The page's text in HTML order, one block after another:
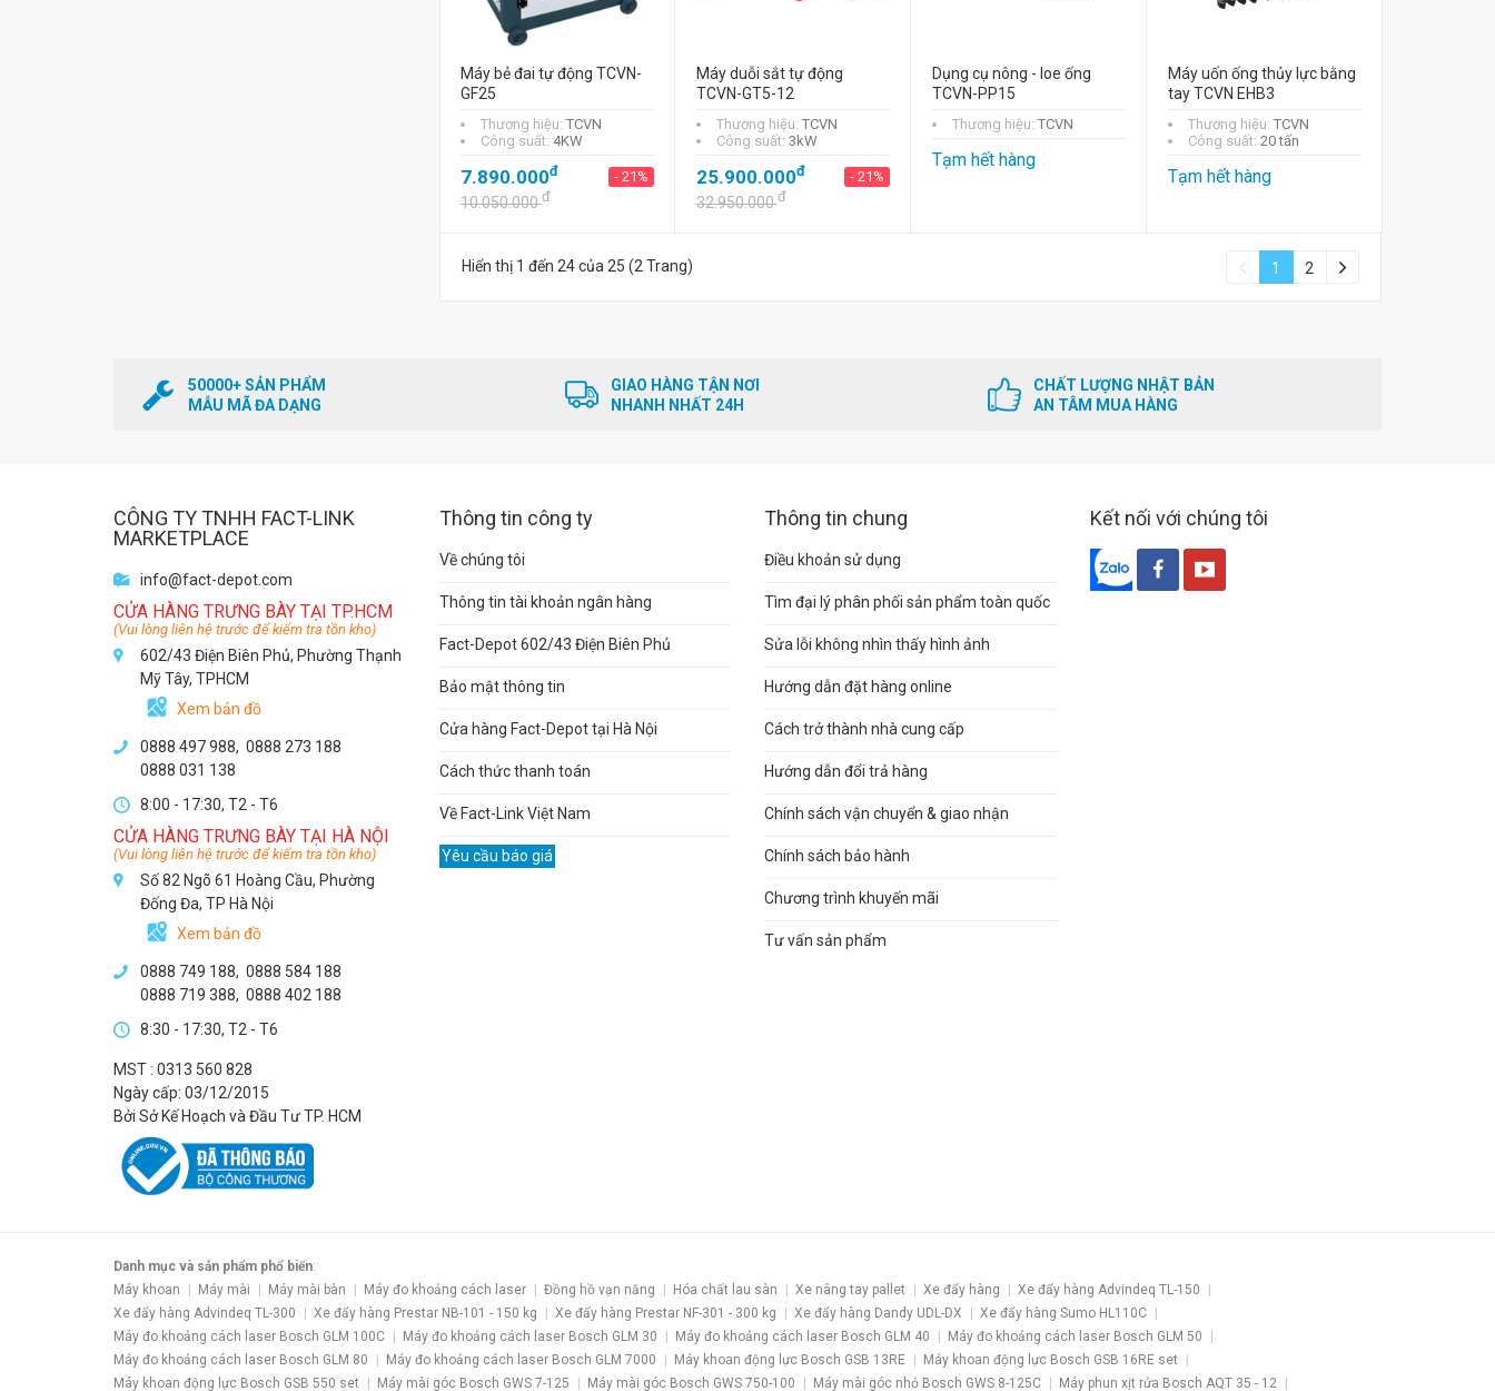
Máy bẻ đai tự động TCVN-
GF25
Thương hiệu: TCVN
Công suất: 4KW
7.890.000đ - 21%
10.050.000đ
Máy duỗi sắt tự động
TCVN-GT5-12
Thương hiệu: TCVN
Công suất: 3kW
25.900.000đ - 21%
32.950.000đ
Dụng cụ nông - loe ống
TCVN-PP15
Thương hiệu: TCVN
Tạm hết hàng
Máy uốn ống thủy lực bằng
tay TCVN EHB3
Thương hiệu: TCVN
Công suất: 20 tấn
Tạm hết hàng
Hiển thị 1 đến 24 của 25 (2 Trang) 1 2
50000+ SẢN PHẨM
MẪU MÃ ĐA DẠNG
GIAO HÀNG TẬN NƠI
NHANH NHẤT 24H
CHẤT LƯỢNG NHẬT BẢN
AN TÂM MUA HÀNG
CÔNG TY TNHH FACT-LINK
MARKETPLACE
info@fact-depot.com
CỬA HÀNG TRƯNG BÀY TẠI TP.HCM
(Vui lòng liên hệ trước để kiểm tra tồn kho)
602/43 Điện Biên Phủ, Phường Thạnh
Mỹ Tây, TPHCM
Xem bản đồ
0888 497 988, 0888 273 188
0888 031 138
8:00 - 17:30, T2 - T6
CỬA HÀNG TRƯNG BÀY TẠI HÀ NỘI
(Vui lòng liên hệ trước để kiểm tra tồn kho)
Số 82 Ngõ 61 Hoàng Cầu, Phường
Đống Đa, TP Hà Nội
Xem bản đồ
0888 749 188, 0888 584 188
0888 719 388, 0888 402 188
8:30 - 17:30, T2 - T6
MST : 0313 560 828
Ngày cấp: 03/12/2015
Bởi Sở Kế Hoạch và Đầu Tư TP. HCM
Thông tin công ty
Về chúng tôi
Thông tin tài khoản ngân hàng
Fact-Depot 602/43 Điện Biên Phủ
Bảo mật thông tin
Cửa hàng Fact-Depot tại Hà Nội
Cách thức thanh toán
Về Fact-Link Việt Nam
Yêu cầu báo giá
Thông tin chung
Điều khoản sử dụng
Tìm đại lý phân phối sản phẩm toàn quốc
Sửa lỗi không nhìn thấy hình ảnh
Hướng dẫn đặt hàng online
Cách trở thành nhà cung cấp
Hướng dẫn đổi trả hàng
Chính sách vận chuyển & giao nhận
Chính sách bảo hành
Chương trình khuyến mãi
Tư vấn sản phẩm
Kết nối với chúng tôi
Danh mục và sản phẩm phổ biến:
Máy khoan
Máy mài Máy mài bàn Máy đo khoảng cách laser Đồng hồ vạn năng Hóa chất lau sàn Xe nâng tay pallet Xe đẩy hàng
Xe đẩy hàng Advindeq TL-150
Xe đẩy hàng Advindeq TL-300
Xe đẩy hàng Prestar NB-101 - 150 kg Xe đẩy hàng Prestar NF-301 - 300 kg Xe đẩy hàng Dandy UDL-DX
Xe đẩy hàng Sumo HL110C
Máy đo khoảng cách laser Bosch GLM 100C
Máy đo khoảng cách laser Bosch GLM 30 Máy đo khoảng cách laser Bosch GLM 40
Máy đo khoảng cách laser Bosch GLM 50
Máy đo khoảng cách laser Bosch GLM 80
Máy đo khoảng cách laser Bosch GLM 7000 Máy khoan động lực Bosch GSB 13RE
Máy khoan động lực Bosch GSB 16RE set
Máy khoan động lực Bosch GSB 550 set
Máy mài góc Bosch GWS 7-125 Máy mài góc Bosch GWS 750-100 Máy mài góc nhỏ Bosch GWS 8-125C Máy phun xịt rửa Bosch AQT 35 - 12